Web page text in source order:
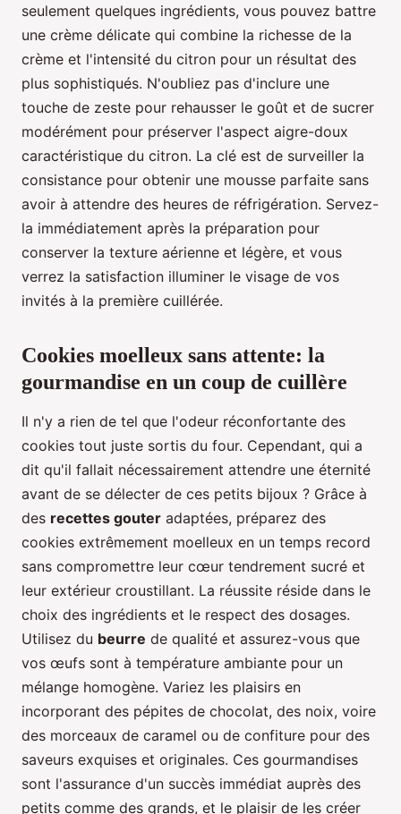
seulement quelques ingrédients, vous pouvez battre
une crème délicate qui combine la richesse de la
crème et l'intensité du citron pour un résultat des
plus sophistiqués. N'oubliez pas d'inclure une
touche de zeste pour rehausser le goût et de sucrer
modérément pour préserver l'aspect aigre-doux
caractéristique du citron. La clé est de surveiller la
consistance pour obtenir une mousse parfaite sans
avoir à attendre des heures de réfrigération. Servez-
la immédiatement après la préparation pour
conserver la texture aérienne et légère, et vous
verrez la satisfaction illuminer le visage de vos
invités à la première cuillérée.
Cookies moelleux sans attente: la
gourmandise en un coup de cuillère
Il n'y a rien de tel que l'odeur réconfortante des
cookies tout juste sortis du four. Cependant, qui a
dit qu'il fallait nécessairement attendre une éternité
avant de se délecter de ces petits bijoux ? Grâce à
des recettes gouter adaptées, préparez des
cookies extrêmement moelleux en un temps record
sans compromettre leur cœur tendrement sucré et
leur extérieur croustillant. La réussite réside dans le
choix des ingrédients et le respect des dosages.
Utilisez du beurre de qualité et assurez-vous que
vos œufs sont à température ambiante pour un
mélange homogène. Variez les plaisirs en
incorporant des pépites de chocolat, des noix, voire
des morceaux de caramel ou de confiture pour des
saveurs exquises et originales. Ces gourmandises
sont l'assurance d'un succès immédiat auprès des
petits comme des grands, et le plaisir de les créer